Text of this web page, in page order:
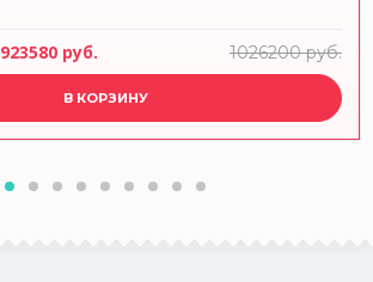
923580 руб. 1026200 руб.
В КОРЗИНУ